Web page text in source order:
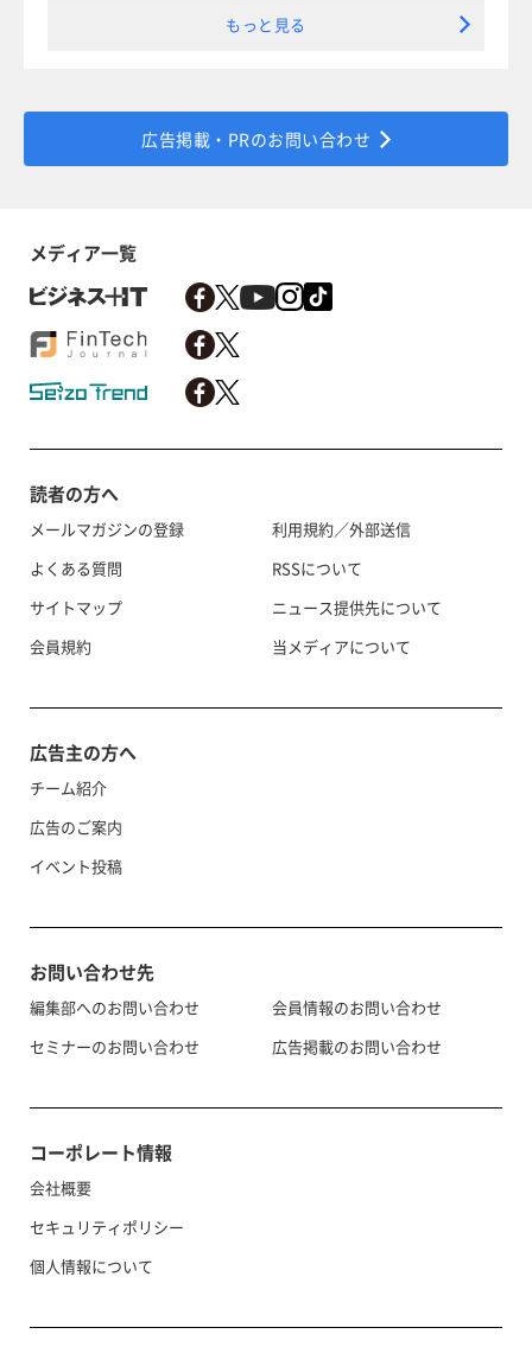
もっと見る
広告掲載・PRのお問い合わせ
メディア一覧
読者の方へ
メールマガジンの登録
よくある質問
サイトマップ
会員規約
利用規約／外部送信
RSSについて
ニュース提供先について
当メディアについて
広告主の方へ
チーム紹介
広告のご案内
イベント投稿
お問い合わせ先
編集部へのお問い合わせ
セミナーのお問い合わせ
会員情報のお問い合わせ
広告掲載のお問い合わせ
コーポレート情報
会社概要
セキュリティポリシー
個人情報について